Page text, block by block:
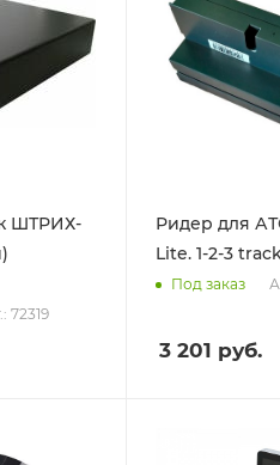
ШТРИХ-
72319
Ридер для
Lite. 1-2-3
Под заказ
3 201 руб.